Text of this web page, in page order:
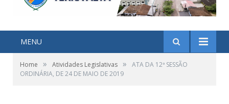
MENU
Home » Atividades Legislativas »
ATA DA 12ª SESSÃO
ORDINÁRIA, DE 24 DE MAIO DE 2019